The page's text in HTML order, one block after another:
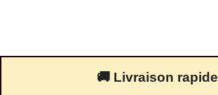
🚚 Livraison rapide